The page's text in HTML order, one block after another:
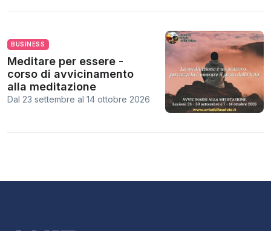
BUSINESS
Meditare per essere -
corso di avvicinamento
alla meditazione
Dal 23 settembre al 14 ottobre 2026